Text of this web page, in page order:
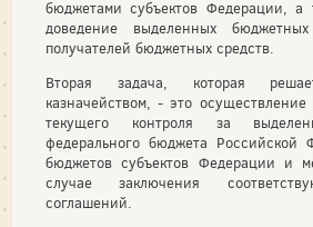
бюджетами субъектов Федерации, а
доведение выделенных
получателей бюджетных средств.
Вторая задача, которая
казначейством, - это осуществление
текущего контроля за
федерального бюджета Российской
бюджетов субъектов Федерации и
случае заключения
соглашений.